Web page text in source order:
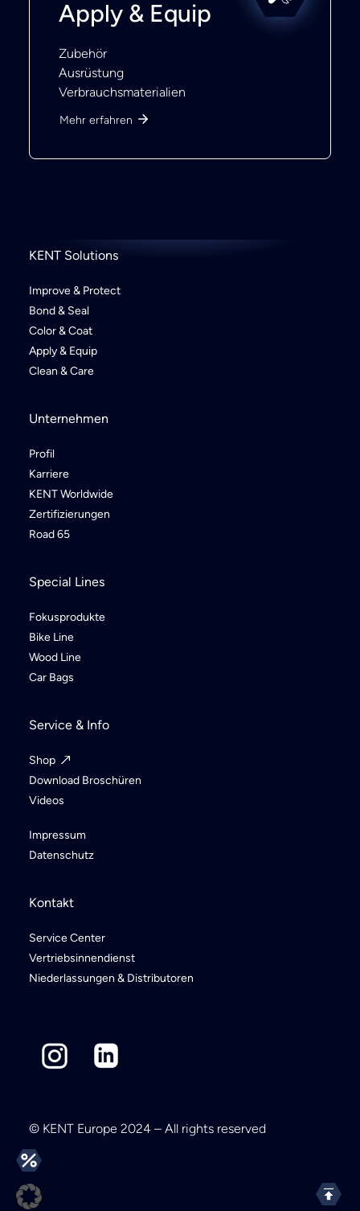
Apply & Equip
Zubehör
Ausrüstung
Verbrauchsmaterialien
Mehr erfahren
KENT Solutions
Improve & Protect
Bond & Seal
Color & Coat
Apply & Equip
Clean & Care
Unternehmen
Profil
Karriere
KENT Worldwide
Zertifizierungen
Road 65
Special Lines
Fokusprodukte
Bike Line
Wood Line
Car Bags
Service & Info
Shop
Download Broschüren
Videos
Impressum
Datenschutz
Kontakt
Service Center
Vertriebsinnendienst
Niederlassungen & Distributoren
© KENT Europe 2024 – All rights reserved